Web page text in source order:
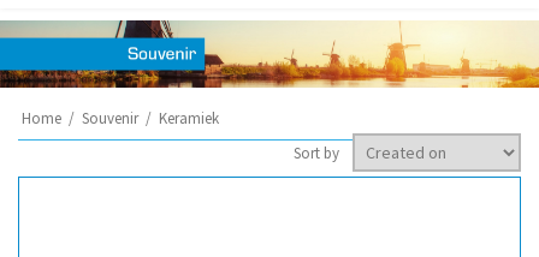
Home / Souvenir / Keramiek
Sort by